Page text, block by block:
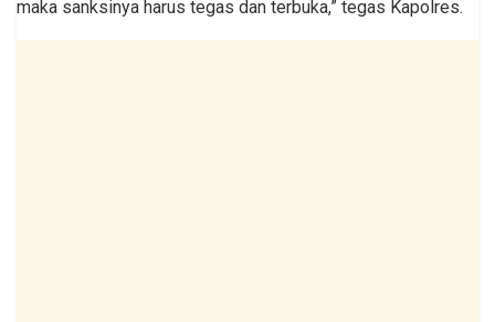
maka sanksinya harus tegas dan terbuka,” tegas Kapolres.